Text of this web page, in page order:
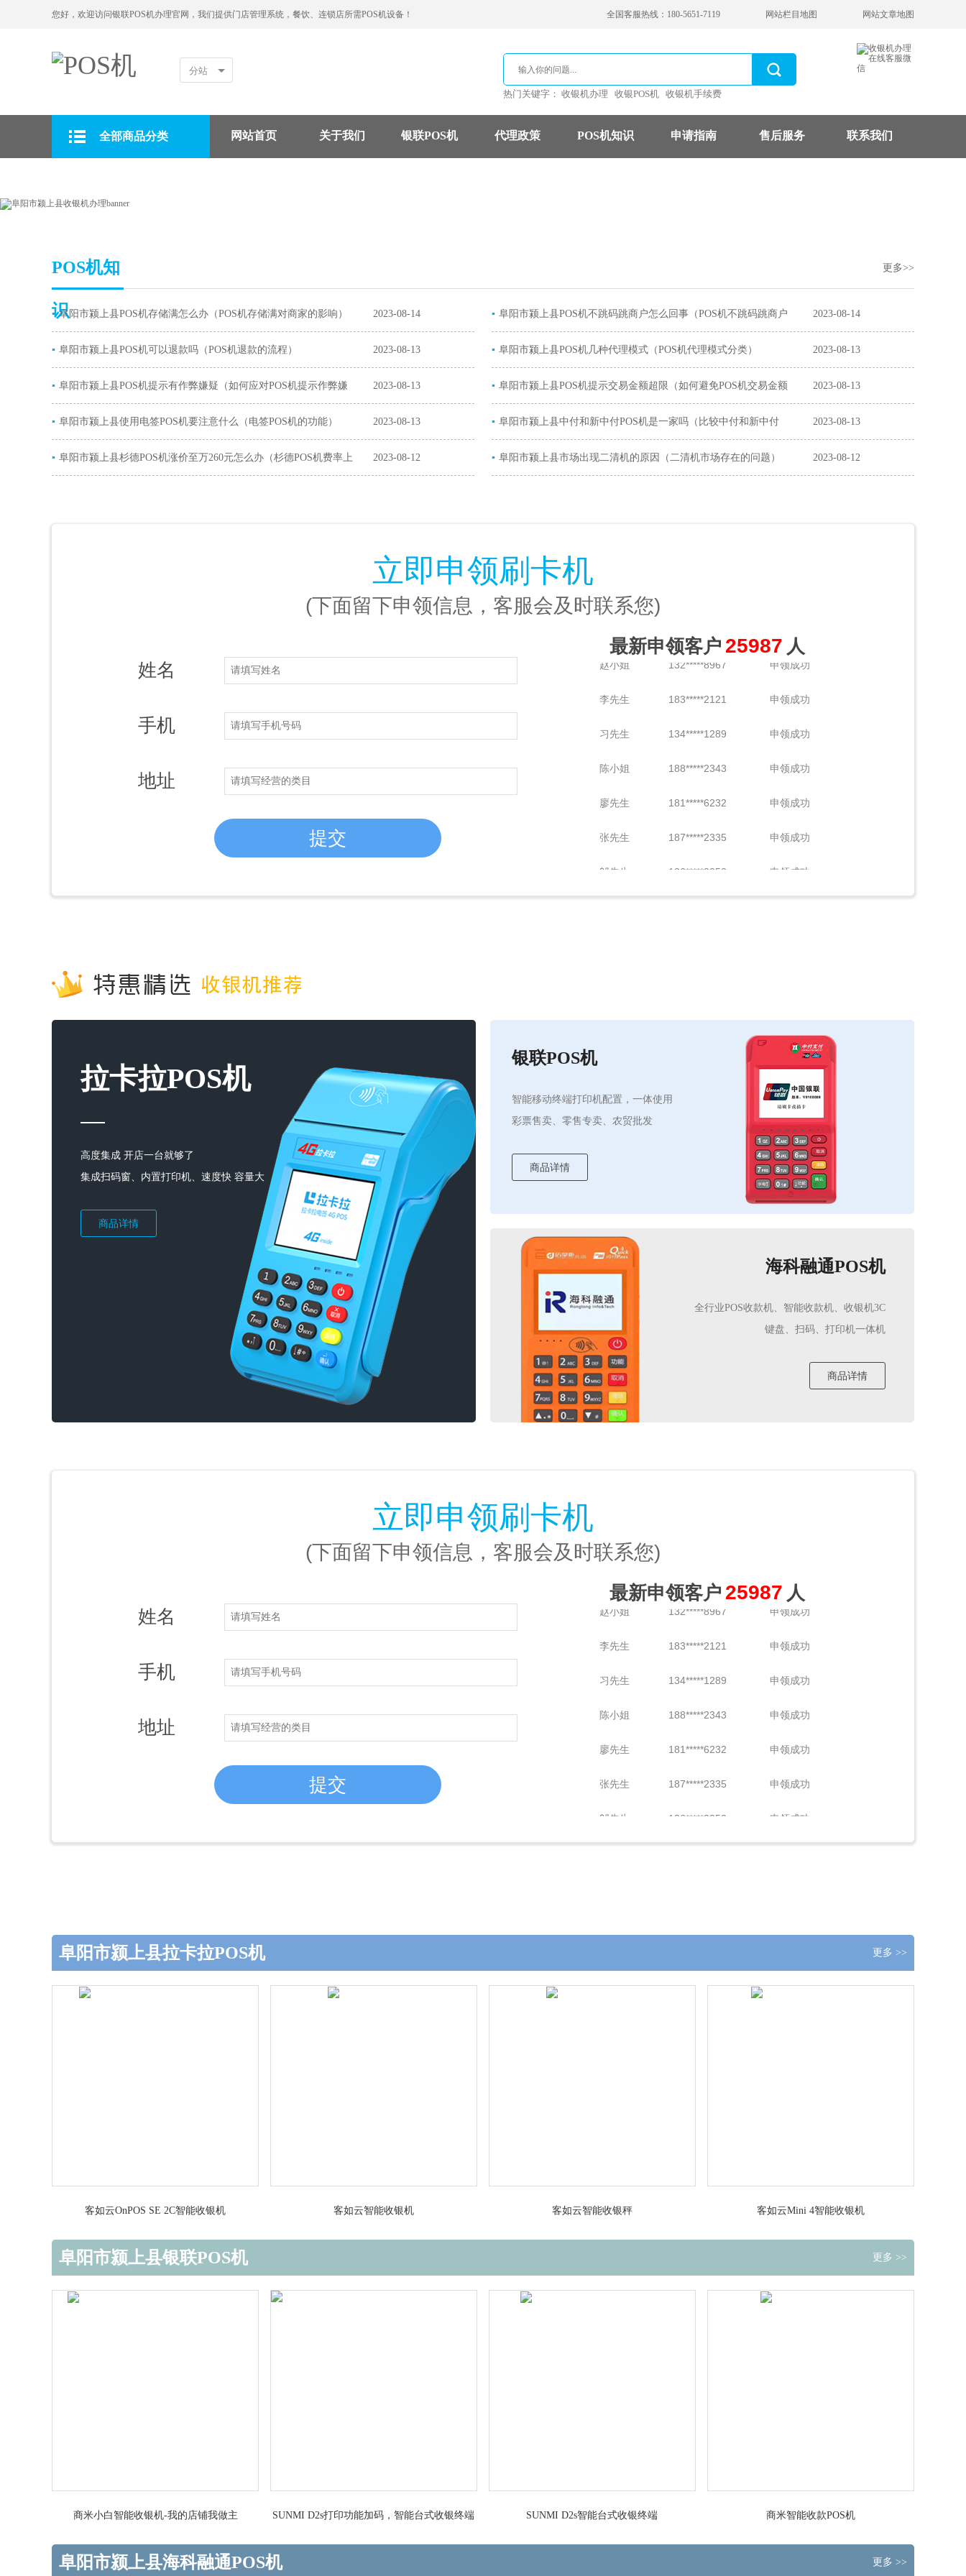
您好，欢迎访问银联POS机办理官网，我们提供门店管理系统，餐饮、连锁店所需POS机设备！ 全国客服热线：180-5651-7119 网站栏目地图 网站文章地图
分站
热门关键字： 收银机办理 收银POS机 收银机手续费
全部商品分类 网站首页 关于我们 银联POS机 代理政策 POS机知识 申请指南 售后服务 联系我们
POS机知
识
更多>>
▪ 阜阳市颍上县POS机存储满怎么办（POS机存储满对商家的影响） 2023-08-14 ▪ 阜阳市颍上县POS机不跳码跳商户怎么回事（POS机不跳码跳商户
解决办法）
2023-08-14
▪ 阜阳市颍上县POS机可以退款吗（POS机退款的流程） 2023-08-13 ▪ 阜阳市颍上县POS机几种代理模式（POS机代理模式分类） 2023-08-13
▪ 阜阳市颍上县POS机提示有作弊嫌疑（如何应对POS机提示作弊嫌
疑）
2023-08-13 ▪ 阜阳市颍上县POS机提示交易金额超限（如何避免POS机交易金额
超限）
2023-08-13
▪ 阜阳市颍上县使用电签POS机要注意什么（电签POS机的功能） 2023-08-13 ▪ 阜阳市颍上县中付和新中付POS机是一家吗（比较中付和新中付
POS机）
2023-08-13
▪ 阜阳市颍上县杉德POS机涨价至万260元怎么办（杉德POS机费率上 2023-08-12 ▪ 阜阳市颍上县市场出现二清机的原因（二清机市场存在的问题） 2023-08-12
拉卡拉POS机
高度集成 开店一台就够了
集成扫码窗、内置打印机、速度快 容量大
商品详情
银联POS机
智能移动终端打印机配置，一体使用
彩票售卖、零售专卖、农贸批发
商品详情
海科融通POS机
全行业POS收款机、智能收款机、收银机3C
键盘、扫码、打印机一体机
商品详情
阜阳市颍上县拉卡拉POS机 更多 >>
客如云OnPOS SE 2C智能收银机 客如云智能收银机 客如云智能收银秤 客如云Mini 4智能收银机
阜阳市颍上县银联POS机 更多 >>
商米小白智能收银机-我的店铺我做主 SUNMI D2s打印功能加码，智能台式收银终端 SUNMI D2s智能台式收银终端 商米智能收款POS机
阜阳市颍上县海科融通POS机 更多 >>